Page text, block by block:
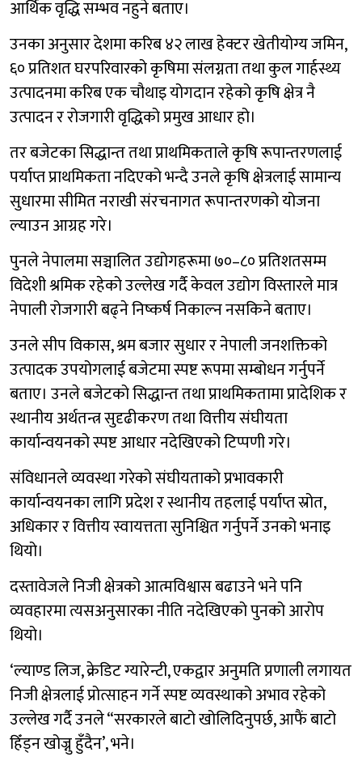
आर्थिक वृद्धि सम्भव नहुने बताए।
उनका अनुसार देशमा करिब ४२ लाख हेक्टर खेतीयोग्य जमिन,
६० प्रतिशत घरपरिवारको कृषिमा संलग्नता तथा कुल गार्हस्थ्य
उत्पादनमा करिब एक चौथाइ योगदान रहेको कृषि क्षेत्र नै
उत्पादन र रोजगारी वृद्धिको प्रमुख आधार हो।
तर बजेटका सिद्धान्त तथा प्राथमिकताले कृषि रूपान्तरणलाई
पर्याप्त प्राथमिकता नदिएको भन्दै उनले कृषि क्षेत्रलाई सामान्य
सुधारमा सीमित नराखी संरचनागत रूपान्तरणको योजना
ल्याउन आग्रह गरे।
पुनले नेपालमा सञ्चालित उद्योगहरूमा ७०–८० प्रतिशतसम्म
विदेशी श्रमिक रहेको उल्लेख गर्दै केवल उद्योग विस्तारले मात्र
नेपाली रोजगारी बढ्ने निष्कर्ष निकाल्न नसकिने बताए।
उनले सीप विकास, श्रम बजार सुधार र नेपाली जनशक्तिको
उत्पादक उपयोगलाई बजेटमा स्पष्ट रूपमा सम्बोधन गर्नुपर्ने
बताए। उनले बजेटको सिद्धान्त तथा प्राथमिकतामा प्रादेशिक र
स्थानीय अर्थतन्त्र सुदृढीकरण तथा वित्तीय संघीयता
कार्यान्वयनको स्पष्ट आधार नदेखिएको टिप्पणी गरे।
संविधानले व्यवस्था गरेको संघीयताको प्रभावकारी
कार्यान्वयनका लागि प्रदेश र स्थानीय तहलाई पर्याप्त स्रोत,
अधिकार र वित्तीय स्वायत्तता सुनिश्चित गर्नुपर्ने उनको भनाइ
थियो।
दस्तावेजले निजी क्षेत्रको आत्मविश्वास बढाउने भने पनि
व्यवहारमा त्यसअनुसारका नीति नदेखिएको पुनको आरोप
थियो।
‘ल्याण्ड लिज, क्रेडिट ग्यारेन्टी, एकद्वार अनुमति प्रणाली लगायत
निजी क्षेत्रलाई प्रोत्साहन गर्ने स्पष्ट व्यवस्थाको अभाव रहेको
उल्लेख गर्दै उनले “सरकारले बाटो खोलिदिनुपर्छ, आफैं बाटो
हिँड्न खोज्नु हुँदैन’, भने।